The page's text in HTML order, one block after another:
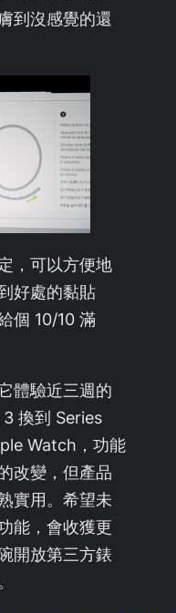
到沒感覺的還
，可以方便地
好處的黏貼
個 10/10 滿
體驗近三週的
換到 Series
Watch，功能
改變，但產品
實用。希望未
能，會收獲更
開放第三方錶